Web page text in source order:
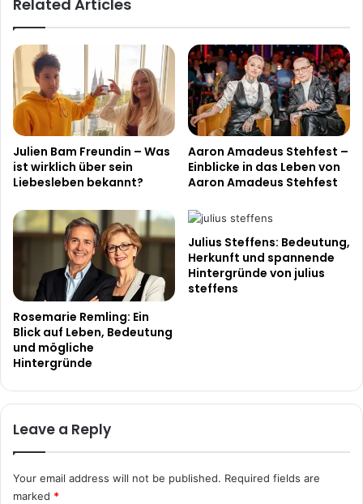
Related Articles
Julien Bam Freundin – Was
ist wirklich über sein
Liebesleben bekannt?
Aaron Amadeus Stehfest –
Einblicke in das Leben von
Aaron Amadeus Stehfest
Rosemarie Remling: Ein
Blick auf Leben, Bedeutung
und mögliche
Hintergründe
Julius Steffens: Bedeutung,
Herkunft und spannende
Hintergründe von julius
steffens
Leave a Reply
Your email address will not be published. Required fields are
marked *